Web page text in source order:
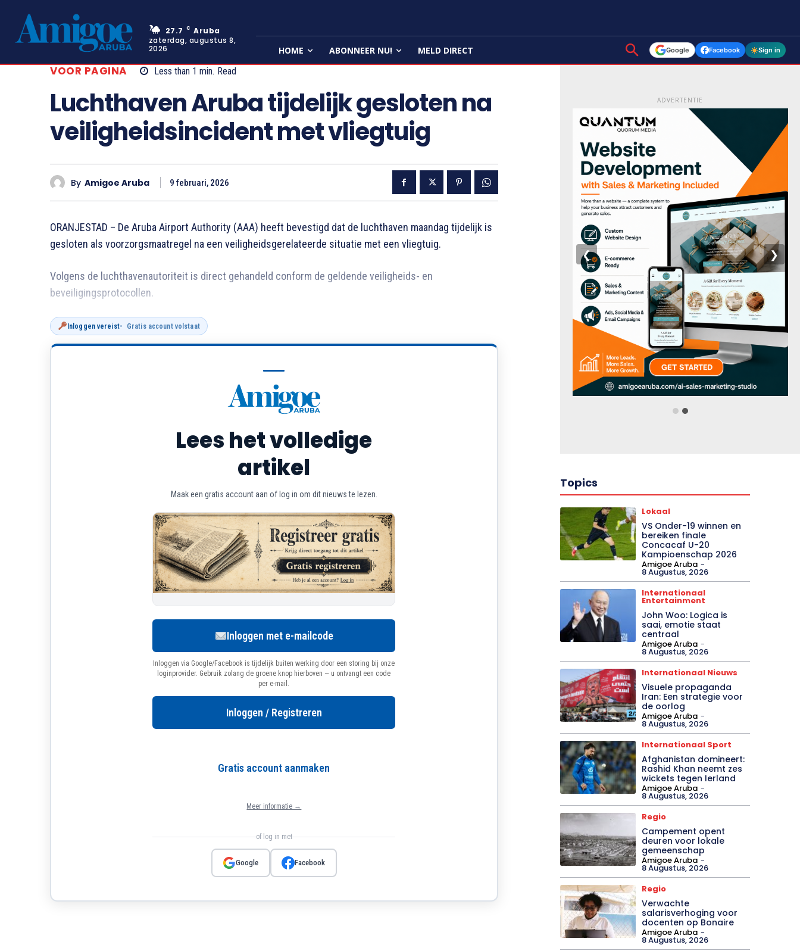
27.7 C Aruba
zaterdag, augustus 8,
2026
HOME ABONNEER NU! MELD DIRECT Google Facebook Sign in
VOOR PAGINA Less than 1 min. Read
Luchthaven Aruba tijdelijk gesloten na
veiligheidsincident met vliegtuig
By Amigoe Aruba 9 februari, 2026
ORANJESTAD – De Aruba Airport Authority (AAA) heeft bevestigd dat de luchthaven maandag tijdelijk is
gesloten als voorzorgsmaatregel na een veiligheidsgerelateerde situatie met een vliegtuig.
Volgens de luchthavenautoriteit is direct gehandeld conform de geldende veiligheids- en
beveiligingsprotocollen.
Inloggen vereist Gratis account volstaat
Lees het volledige
artikel
Maak een gratis account aan of log in om dit nieuws te lezen.
Inloggen met e-mailcode
Inloggen via Google/Facebook is tijdelijk buiten werking door een storing bij onze
loginprovider. Gebruik zolang de groene knop hierboven — u ontvangt een code
per e-mail.
Inloggen / Registreren
Gratis account aanmaken
Meer informatie →
of log in met
Google Facebook
ADVERTENTIE
❮ ❯
Topics
Lokaal
VS Onder-19 winnen en
bereiken finale
Concacaf U-20
Kampioenschap 2026
Amigoe Aruba -
8 Augustus, 2026
Internationaal
Entertainment
John Woo: Logica is
saai, emotie staat
centraal
Amigoe Aruba -
8 Augustus, 2026
Internationaal Nieuws
Visuele propaganda
Iran: Een strategie voor
de oorlog
Amigoe Aruba -
8 Augustus, 2026
Internationaal Sport
Afghanistan domineert:
Rashid Khan neemt zes
wickets tegen Ierland
Amigoe Aruba -
8 Augustus, 2026
Regio
Campement opent
deuren voor lokale
gemeenschap
Amigoe Aruba -
8 Augustus, 2026
Regio
Verwachte
salarisverhoging voor
docenten op Bonaire
Amigoe Aruba -
8 Augustus, 2026